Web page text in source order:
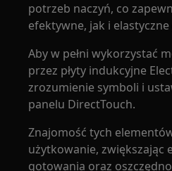
potrzeb naczyń, co
efektywne, jak i
Aby w pełni wykorzystać
przez płyty indukcyjne
zrozumienie symboli i
panelu DirectTouch.
Znajomość tych
użytkowanie, zwiększając
gotowania oraz